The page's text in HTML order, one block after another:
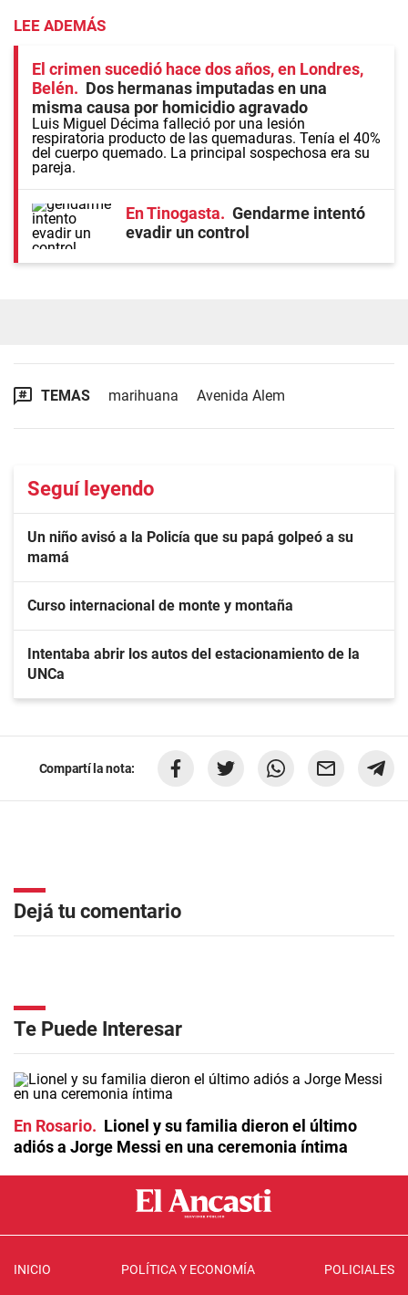
LEE ADEMÁS
El crimen sucedió hace dos años, en Londres,
Belén
Dos hermanas imputadas en una
misma causa por homicidio agravado
Luis Miguel Décima falleció por una lesión
respiratoria producto de las quemaduras. Tenía el 40%
del cuerpo quemado. La principal sospechosa era su
pareja.
En Tinogasta
Gendarme intentó
evadir un control
TEMAS marihuana Avenida Alem
Seguí leyendo
Un niño avisó a la Policía que su papá golpeó a su
mamá
Curso internacional de monte y montaña
Intentaba abrir los autos del estacionamiento de la
UNCa
Compartí la nota:
Dejá tu comentario
Te Puede Interesar
En Rosario
Lionel y su familia dieron el último
adiós a Jorge Messi en una ceremonia íntima
INICIO POLÍTICA Y ECONOMÍA POLICIALES